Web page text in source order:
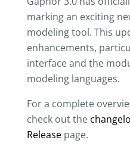
marking an exciting
modeling tool. This
enhancements,
interface and the
modeling languages.
For a complete
check out the
Release page.